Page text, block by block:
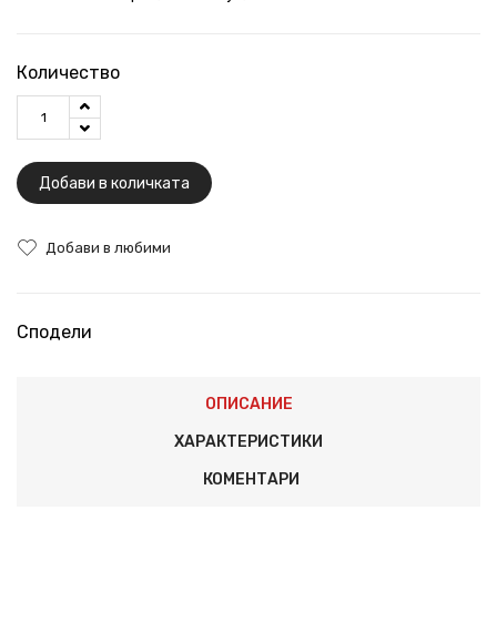
Количество
Добави в количката
Добави в любими
Сподели
ОПИСАНИЕ
ХАРАКТЕРИСТИКИ
КОМЕНТАРИ